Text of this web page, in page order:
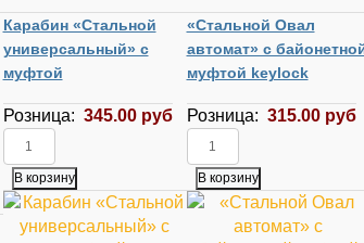
Карабин «Стальной
универсальный» с
муфтой
Розница: 345.00 руб
«Стальной Овал
автомат» с
муфтой keylock
Розница: 315.00 руб